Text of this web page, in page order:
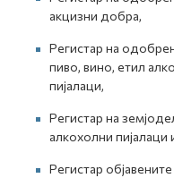
акцизни добра,
Регистар на
пиво, вино, етил
пијалаци,
Регистар на
алкохолни пијалаци
Регистар